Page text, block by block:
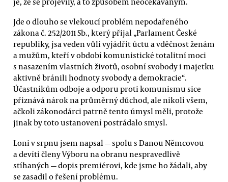
Jde o dlouho se vlekoucí problém nepodařeného
zákona č. 252/2011 Sb., který přijal „Parlament České
republiky, jsa veden vůlí vyjádřit úctu a vděčnost ženám
a mužům, kteří v období komunistické totalitní moci
s nasazením vlastních životů, osobní svobody i majetku
aktivně bránili hodnoty svobody a demokracie“.
Účastníkům odboje a odporu proti komunismu sice
přiznává nárok na průměrný důchod, ale nikoli všem,
ačkoli zákonodárci patrně tento úmysl měli, protože
jinak by toto ustanovení postrádalo smysl.
Loni v srpnu jsem napsal — spolu s Danou Němcovou
a devíti členy Výboru na obranu nespravedlivě
stíhaných — dopis premiérovi, kde jsme ho žádali, aby
se zasadil o řešení problému.